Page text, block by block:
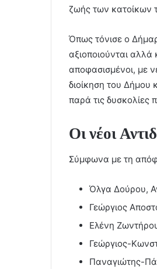
ζωής των κατοίκων
Όπως τόνισε ο
αξιοποιούνται
αποφασισμένοι, με
διοίκηση του Δήμου
παρά τις δυσκολίες
Οι νέοι
Σύμφωνα με τη
Όλγα Δούρου,
Γεώργιος
Ελένη
Γεώργιος-
Παναγιώτης-